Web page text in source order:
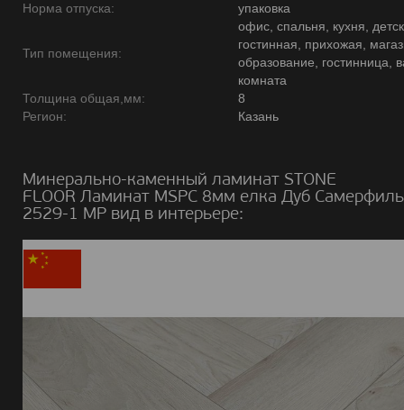
Норма отпуска:
упаковка
Тип помещения:
офис, спальня, кухня,
гостинная, прихожая,
образование, гостинница,
комната
Толщина общая,мм:
8
Регион:
Казань
Минерально-каменный ламинат STONE
FLOOR Ламинат MSPC 8мм елка Дуб
2529-1 MР вид в интерьере: